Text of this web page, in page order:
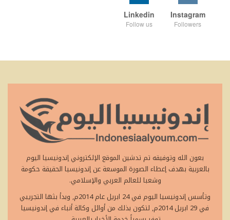
Instagram
Followers
Linkedin
Follow us
بعون الله وتوفيقه تم تدشين الموقع الإلكتروني إندونيسيا اليوم
بالعربية بهدف إعطاء الصورة الموسعة عن إندونيسيا الحقيقة حكومة
وشعبا للعالم العربي والإسلامي.
وتأسس إندونيسيا اليوم في 24 ابريل عام 2014م, وبدأ بثها التجريبي
في 29 ابريل 2014م, لتكون بذلك من أوائل وكالة أنباء في إندونيسيا